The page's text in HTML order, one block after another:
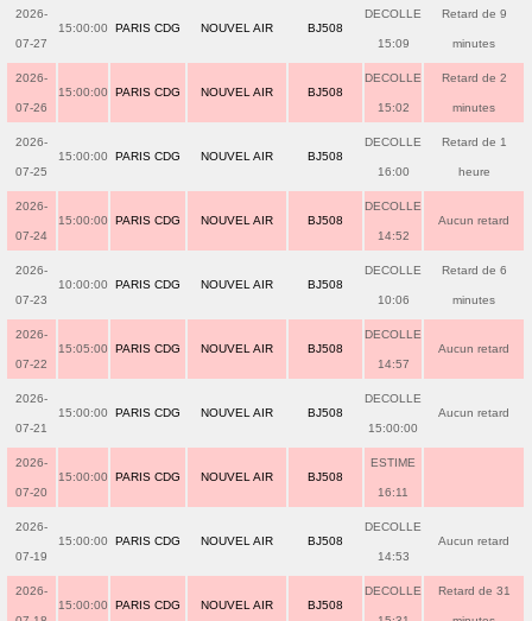
2026-
07-27
15:00:00 PARIS CDG NOUVEL AIR BJ508
DECOLLE
15:09
Retard de 9
minutes
2026-
07-26
15:00:00 PARIS CDG NOUVEL AIR BJ508
DECOLLE
15:02
Retard de 2
minutes
2026-
07-25
15:00:00 PARIS CDG NOUVEL AIR BJ508
DECOLLE
16:00
Retard de 1
heure
2026-
07-24
15:00:00 PARIS CDG NOUVEL AIR BJ508
DECOLLE
14:52
Aucun retard
2026-
07-23
10:00:00 PARIS CDG NOUVEL AIR BJ508
DECOLLE
10:06
Retard de 6
minutes
2026-
07-22
15:05:00 PARIS CDG NOUVEL AIR BJ508
DECOLLE
14:57
Aucun retard
2026-
07-21
15:00:00 PARIS CDG NOUVEL AIR BJ508
DECOLLE
15:00:00
Aucun retard
2026-
07-20
15:00:00 PARIS CDG NOUVEL AIR BJ508
ESTIME
16:11
2026-
07-19
15:00:00 PARIS CDG NOUVEL AIR BJ508
DECOLLE
14:53
Aucun retard
2026-
15:00:00 PARIS CDG NOUVEL AIR BJ508
DECOLLE Retard de 31